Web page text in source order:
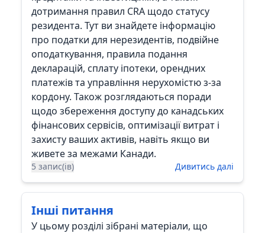
дотримання правил CRA щодо статусу
резидента. Тут ви знайдете інформацію
про податки для нерезидентів, подвійне
оподаткування, правила подання
декларацій, сплату іпотеки, орендних
платежів та управління нерухомістю з-за
кордону. Також розглядаються поради
щодо збереження доступу до канадських
фінансових сервісів, оптимізації витрат і
захисту ваших активів, навіть якщо ви
живете за межами Канади.
5 запис(ів) Дивитись далі
Інші питання
У цьому розділі зібрані матеріали, що